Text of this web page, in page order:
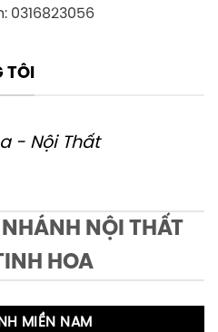
0316823056
TÔI
- Nội Thất
NỘI THẤT
HOA
MIỀN NAM